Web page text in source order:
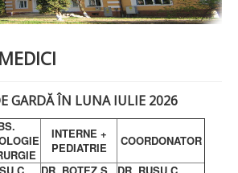
ACREDITARE SPITAL
GINECOLOGIE
INFECŢIOASE
INTERNĂ
PEDIATRIE
DE PRIMIRE URGENȚE (CPU)
GARDĂ ÎN LUNA IULIE 2026
INTERNE +
PEDIATRIE
COORDONATOR